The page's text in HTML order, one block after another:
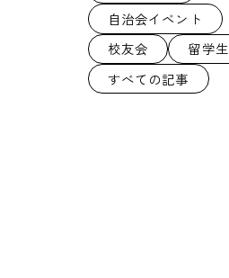
自治会イベント
校友会
留学生
すべての記事